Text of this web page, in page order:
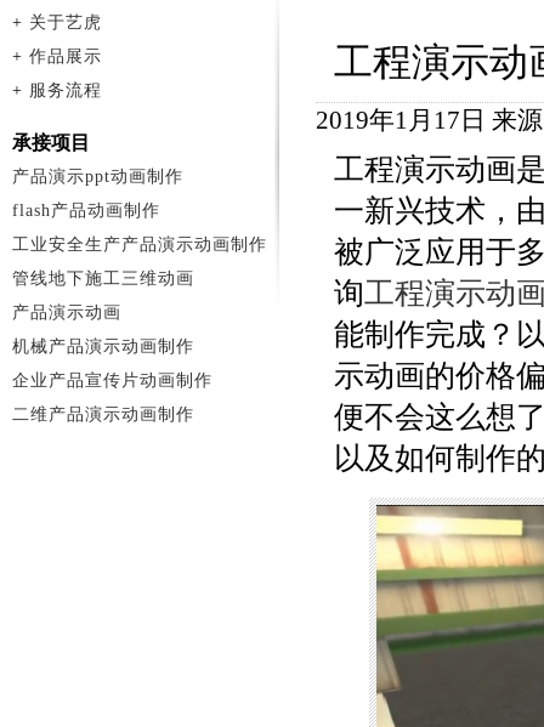
工程演示动
2019年1月17日 来
工程演示动画
一新兴技术，
被广泛应用于
询工程演示动
能制作完成？
示动画的价格
便不会这么想
以及如何制作
+ 关于艺虎
+ 作品展示
+ 服务流程
承接项目
产品演示ppt动画制作
flash产品动画制作
工业安全生产产品演示动画制作
管线地下施工三维动画
产品演示动画
机械产品演示动画制作
企业产品宣传片动画制作
二维产品演示动画制作